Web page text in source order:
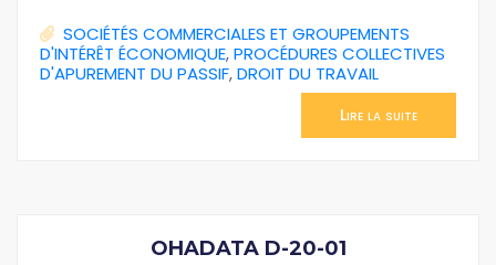
SOCIÉTÉS COMMERCIALES ET GROUPEMENTS
D'INTÉRÊT ÉCONOMIQUE,PROCÉDURES COLLECTIVES
D'APUREMENT DU PASSIF,DROIT DU TRAVAIL
Lire la suite
OHADATA D-20-01